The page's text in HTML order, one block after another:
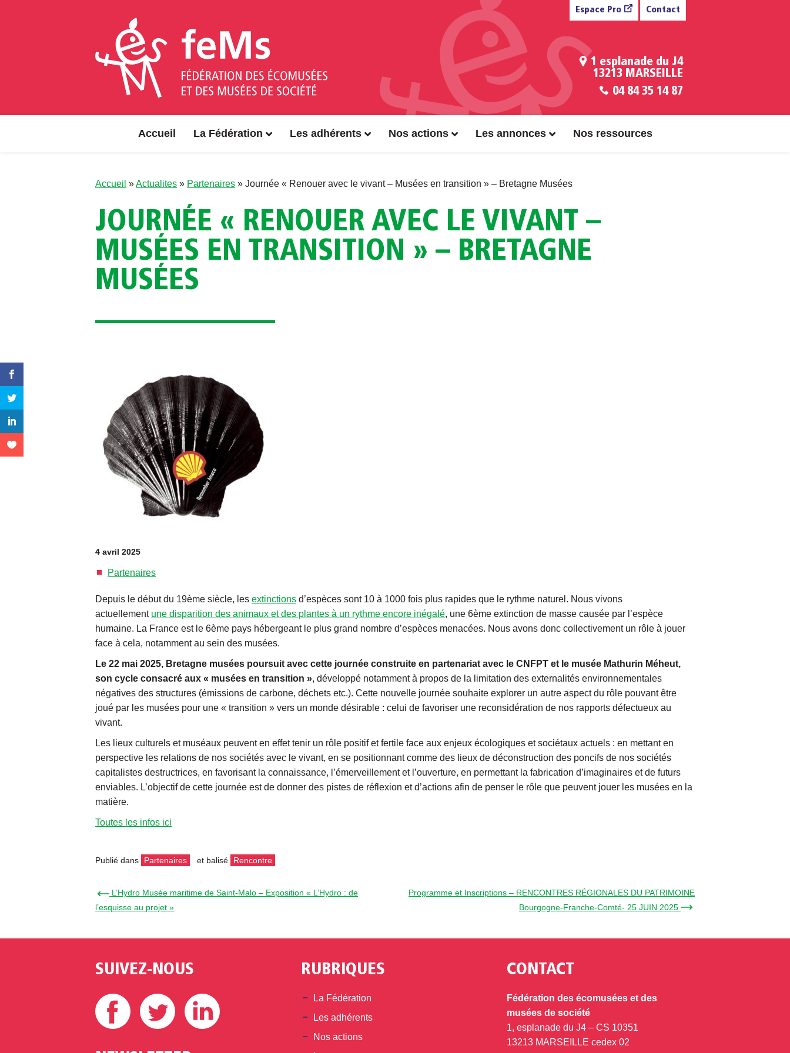
Espace Pro Contact
1 esplanade du J4
13213 MARSEILLE
04 84 35 14 87
Accueil La Fédération Les adhérents Nos actions Les annonces Nos ressources
Accueil »Actualites » Partenaires » Journée « Renouer avec le vivant – Musées en transition » – Bretagne Musées
JOURNÉE « RENOUER AVEC LE VIVANT –
MUSÉES EN TRANSITION » – BRETAGNE
MUSÉES
4 avril 2025
Partenaires
Depuis le début du 19ème siècle, les extinctions d’espèces sont 10 à 1000 fois plus rapides que le rythme naturel. Nous vivons
actuellement une disparition des animaux et des plantes à un rythme encore inégalé, une 6ème extinction de masse causée par l’espèce
humaine. La France est le 6ème pays hébergeant le plus grand nombre d’espèces menacées. Nous avons donc collectivement un rôle à jouer
face à cela, notamment au sein des musées.
Le 22 mai 2025, Bretagne musées poursuit avec cette journée construite en partenariat avec le CNFPT et le musée Mathurin Méheut,
son cycle consacré aux « musées en transition », développé notamment à propos de la limitation des externalités environnementales
négatives des structures (émissions de carbone, déchets etc.). Cette nouvelle journée souhaite explorer un autre aspect du rôle pouvant être
joué par les musées pour une « transition » vers un monde désirable : celui de favoriser une reconsidération de nos rapports défectueux au
vivant.
Les lieux culturels et muséaux peuvent en effet tenir un rôle positif et fertile face aux enjeux écologiques et sociétaux actuels : en mettant en
perspective les relations de nos sociétés avec le vivant, en se positionnant comme des lieux de déconstruction des poncifs de nos sociétés
capitalistes destructrices, en favorisant la connaissance, l’émerveillement et l’ouverture, en permettant la fabrication d’imaginaires et de futurs
enviables. L’objectif de cette journée est de donner des pistes de réflexion et d’actions afin de penser le rôle que peuvent jouer les musées en la
matière.
Toutes les infos ici
Publié dans Partenaires et balisé Rencontre
← L’Hydro Musée maritime de Saint-Malo – Exposition « L’Hydro : de
l’esquisse au projet »
Programme et Inscriptions – RENCONTRES RÉGIONALES DU PATRIMOINE
Bourgogne-Franche-Comté- 25 JUIN 2025 →
SUIVEZ-NOUS
Facebook Twitter
RUBRIQUES
La Fédération
Les adhérents
Nos actions
CONTACT
Fédération des écomusées et des
musées de société
1, esplanade du J4 – CS 10351
13213 MARSEILLE cedex 02